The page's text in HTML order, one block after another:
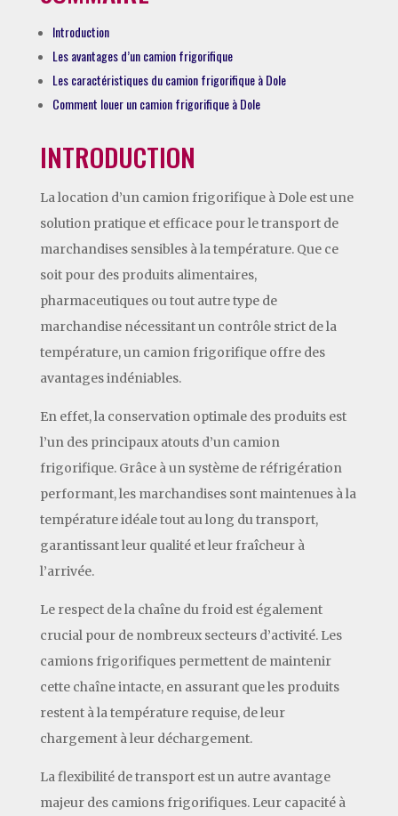
Introduction
Les avantages d’un camion frigorifique
Les caractéristiques du camion frigorifique à Dole
Comment louer un camion frigorifique à Dole
INTRODUCTION
La location d’un camion frigorifique à Dole est une
solution pratique et efficace pour le transport de
marchandises sensibles à la température. Que ce
soit pour des produits alimentaires,
pharmaceutiques ou tout autre type de
marchandise nécessitant un contrôle strict de la
température, un camion frigorifique offre des
avantages indéniables.
En effet, la conservation optimale des produits est
l’un des principaux atouts d’un camion
frigorifique. Grâce à un système de réfrigération
performant, les marchandises sont maintenues à la
température idéale tout au long du transport,
garantissant leur qualité et leur fraîcheur à
l’arrivée.
Le respect de la chaîne du froid est également
crucial pour de nombreux secteurs d’activité. Les
camions frigorifiques permettent de maintenir
cette chaîne intacte, en assurant que les produits
restent à la température requise, de leur
chargement à leur déchargement.
La flexibilité de transport est un autre avantage
majeur des camions frigorifiques. Leur capacité à